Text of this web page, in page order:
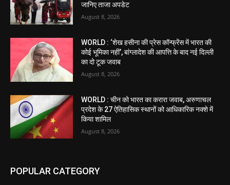
जानिए ताजा अपडेट
August 8, 2026
WORLD : ‘शेख हसीना की प्रेस कॉन्फ्रेंस में भारत की
कोई भूमिका नहीं’, बांग्लादेश की आपत्ति के बाद नई दिल्ली
का दो टूक जवाब
August 8, 2026
WORLD : चीन को भारत का करारा जवाब, अरुणाचल
प्रदेश के 27 ऐतिहासिक स्थानों को आधिकारिक नक्शे में
किया शामिल
August 8, 2026
POPULAR CATEGORY